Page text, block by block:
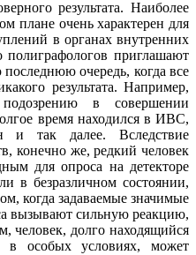
результата. Наиболее
плане очень характерен для
в органах внутренних
приглашают
очередь, когда все
результата. Например,
в совершении
время находился в ИВС,
и так далее. Вследствие
конечно же, редкий человек
для опроса на детекторе
в безразличном состоянии,
когда задаваемые значимые
вызывают сильную реакцию,
человек, долго находящийся
в особых условиях, может